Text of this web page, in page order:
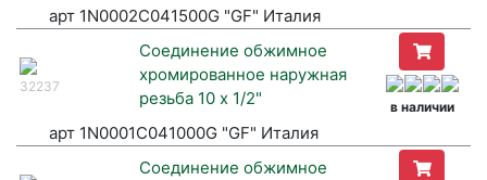
арт 1N0002C041500G "GF" Италия
32237
Соединение обжимное
хромированное наружная
резьба 10 х 1/2"
в наличии
арт 1N0001C041000G "GF" Италия
Соединение обжимное